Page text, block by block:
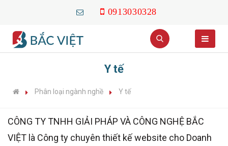
0913030328
Y tế
Phân loại ngành nghề Y tế
CÔNG TY TNHH GIẢI PHÁP VÀ CÔNG NGHỆ BẮC
VIỆT là Công ty chuyên thiết kế website cho Doanh